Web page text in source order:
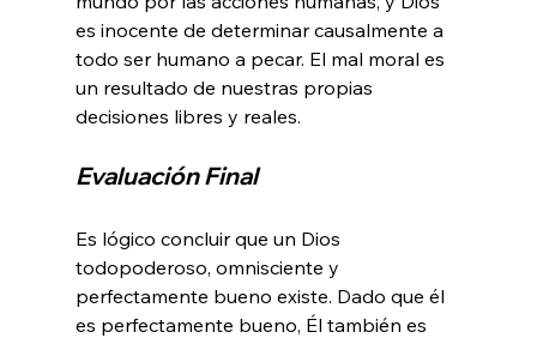
es inocente de determinar causalmente a
todo ser humano a pecar. El mal moral es
un resultado de nuestras propias
Evaluación Final
Es lógico concluir que un Dios
todopoderoso, omnisciente y
perfectamente bueno existe. Dado que él
es perfectamente bueno, Él también es